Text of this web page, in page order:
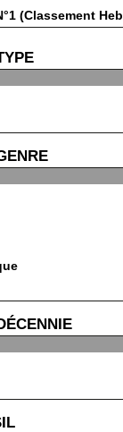
(Classement